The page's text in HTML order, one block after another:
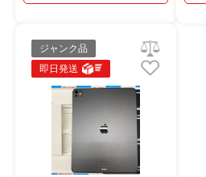
ジャンク品
即日発送